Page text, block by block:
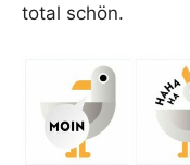
total schön.